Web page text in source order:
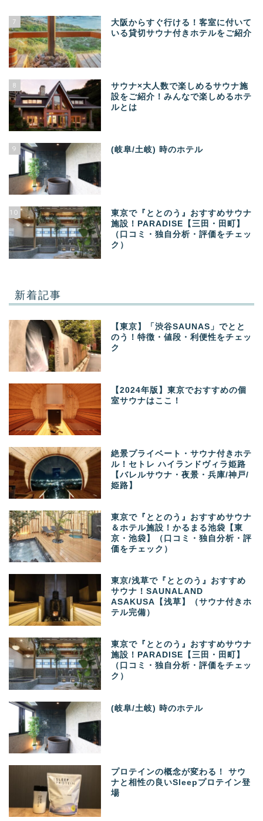
7
大阪からすぐ行ける！客室に付いて
いる貸切サウナ付きホテルをご紹介
8
サウナ×大人数で楽しめるサウナ施
設をご紹介！みんなで楽しめるホテ
ルとは
9 (岐阜/土岐) 時のホテル
10
東京で『ととのう』おすすめサウナ
施設！PARADISE【三田・田町】
（口コミ・独自分析・評価をチェッ
ク）
新着記事
【東京】「渋谷SAUNAS」でとと
のう！特徴・値段・利便性をチェッ
ク
【2024年版】東京でおすすめの個
室サウナはここ！
絶景プライベート・サウナ付きホテ
ル！セトレ ハイランドヴィラ姫路
【バレルサウナ・夜景・兵庫/神戸/
姫路】
東京で『ととのう』おすすめサウナ
＆ホテル施設！かるまる池袋【東
京・池袋】（口コミ・独自分析・評
価をチェック）
東京/浅草で『ととのう』おすすめ
サウナ！SAUNALAND
ASAKUSA【浅草】（サウナ付きホ
テル完備）
東京で『ととのう』おすすめサウナ
施設！PARADISE【三田・田町】
（口コミ・独自分析・評価をチェッ
ク）
(岐阜/土岐) 時のホテル
プロテインの概念が変わる！ サウ
ナと相性の良いSleepプロテイン登
場